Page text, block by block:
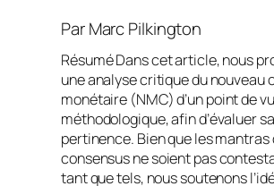
ParMarc Pilkington
Résumé Dans cet article, nous
une analyse critique du nouveau
monétaire (NMC) d’un point de
méthodologique, afin d’évaluer sa
pertinence. Bien que les mantras
consensus ne soient pas
tant que tels, nous soutenons